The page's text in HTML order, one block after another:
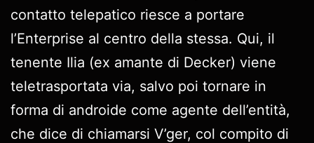
contatto telepatico riesce a portare
l’Enterprise al centro della stessa. Qui, il
tenente Ilia (ex amante di Decker) viene
teletrasportata via, salvo poi tornare in
forma di androide come agente dell’entità,
che dice di chiamarsi V’ger, col compito di